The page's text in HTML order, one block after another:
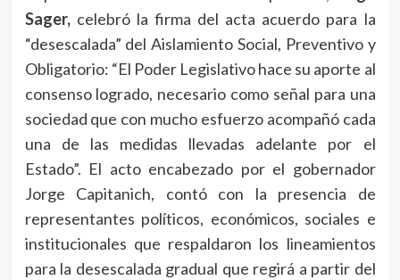
Sager,celebró la firma del acta acuerdo para la
“desescalada” del Aislamiento Social, Preventivo y
Obligatorio: “El Poder Legislativo hace su aporte al
consenso logrado, necesario como señal para una
sociedad que con mucho esfuerzo acompañó cada
una de las medidas llevadas adelante por el
Estado”. El acto encabezado por el gobernador
Jorge Capitanich, contó con la presencia de
representantes políticos, económicos, sociales e
institucionales que respaldaron los lineamientos
para la desescalada gradual que regirá a partir del